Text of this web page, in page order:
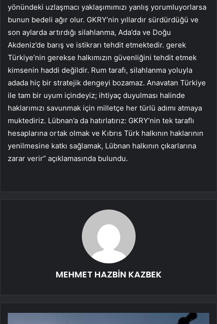
yönündeki uzlaşmacı yaklaşımımızı yanlış yorumluyorlarsa
bunun bedeli ağır olur. GKRY’nin yıllardır sürdürdüğü ve
son aylarda artırdığı silahlanma, Ada’da ve Doğu
Akdeniz’de barış ve istikrarı tehdit etmektedir. gerek
Türkiye’nin gerekse halkımızın güvenliğini tehdit etmek
kimsenin haddi değildir. Rum tarafı, silahlanma yoluyla
adada hiç bir stratejik dengeyi bozamaz. Anavatan Türkiye
ile tam bir uyum içindeyiz; ihtiyaç duyulması halinde
haklarımızı savunmak için milletçe her türlü adımı atmaya
muktediriz. Lübnan’a da hatırlatırız: GKRY’nin tek taraflı
hesaplarına ortak olmak ve Kıbrıs Türk halkının haklarının
yenilmesine katkı sağlamak, Lübnan halkının çıkarlarına
zarar verir” açıklamasında bulundu.
MEHMET HAZBİN KAZBEK